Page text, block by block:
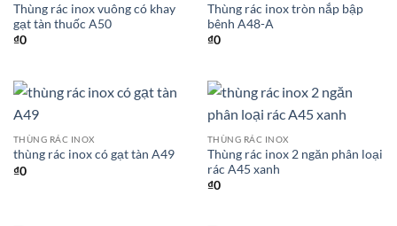
Thùng rác inox vuông có khay
gạt tàn thuốc A50
₫0
Thùng rác inox tròn nắp bập
bênh A48-A
₫0
THÙNG RÁC INOX
thùng rác inox có gạt tàn A49
₫0
THÙNG RÁC INOX
Thùng rác inox 2 ngăn phân loại
rác A45 xanh
₫0